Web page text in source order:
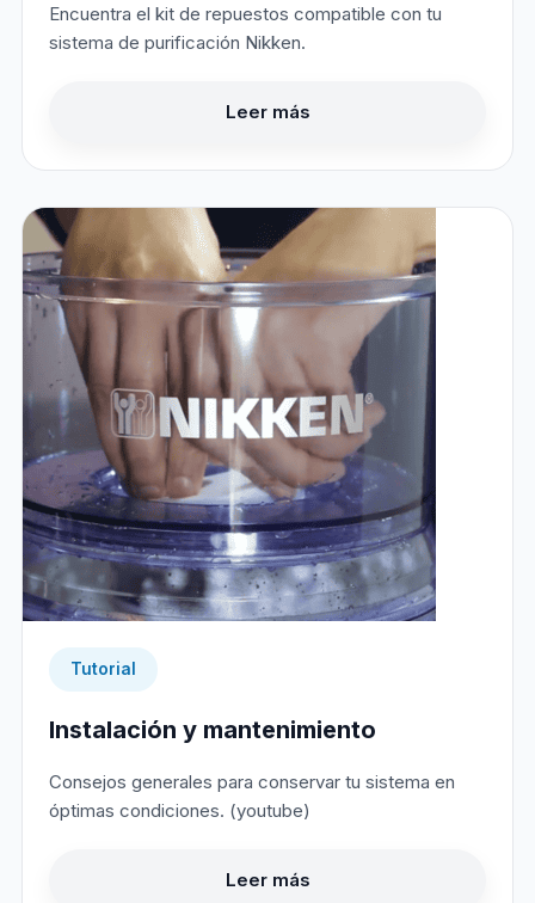
Encuentra el kit de repuestos compatible con tu
sistema de purificación Nikken.
Leer más
Tutorial
Instalación y mantenimiento
Consejos generales para conservar tu sistema en
óptimas condiciones. (youtube)
Leer más